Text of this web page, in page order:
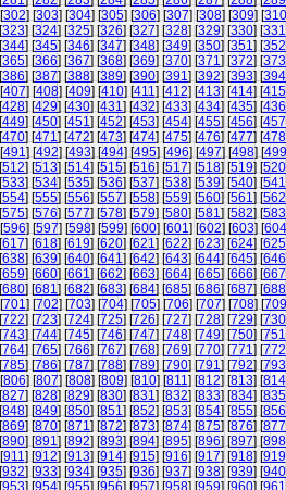
[302] [303] [304] [305] [306] [307] [308] [309] [310
[323] [324] [325] [326] [327] [328] [329] [330] [331
[344] [345] [346] [347] [348] [349] [350] [351] [352
[365] [366] [367] [368] [369] [370] [371] [372] [373
[386] [387] [388] [389] [390] [391] [392] [393] [394
[407] [408] [409] [410] [411] [412] [413] [414] [415
[428] [429] [430] [431] [432] [433] [434] [435] [436
[449] [450] [451] [452] [453] [454] [455] [456] [457
[470] [471] [472] [473] [474] [475] [476] [477] [478
[491] [492] [493] [494] [495] [496] [497] [498] [499
[512] [513] [514] [515] [516] [517] [518] [519] [520
[533] [534] [535] [536] [537] [538] [539] [540] [541
[554] [555] [556] [557] [558] [559] [560] [561] [562
[575] [576] [577] [578] [579] [580] [581] [582] [583
[596] [597] [598] [599] [600] [601] [602] [603] [604
[617] [618] [619] [620] [621] [622] [623] [624] [625
[638] [639] [640] [641] [642] [643] [644] [645] [646
[659] [660] [661] [662] [663] [664] [665] [666] [667
[680] [681] [682] [683] [684] [685] [686] [687] [688
[701] [702] [703] [704] [705] [706] [707] [708] [709
[722] [723] [724] [725] [726] [727] [728] [729] [730
[743] [744] [745] [746] [747] [748] [749] [750] [751
[764] [765] [766] [767] [768] [769] [770] [771] [772
[785] [786] [787] [788] [789] [790] [791] [792] [793
[806] [807] [808] [809] [810] [811] [812] [813] [814
[827] [828] [829] [830] [831] [832] [833] [834] [835
[848] [849] [850] [851] [852] [853] [854] [855] [856
[869] [870] [871] [872] [873] [874] [875] [876] [877
[890] [891] [892] [893] [894] [895] [896] [897] [898
[911] [912] [913] [914] [915] [916] [917] [918] [919
[932] [933] [934] [935] [936] [937] [938] [939] [940
[953] [954] [955] [956] [957] [958] [959] [960] [961